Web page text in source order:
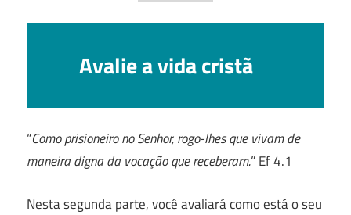
Avalie a vida cristã
“Como prisioneiro no Senhor, rogo-lhes que vivam de
maneira digna da vocação que receberam.” Ef 4.1
Nesta segunda parte, você avaliará como está o seu